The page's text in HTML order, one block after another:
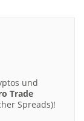
und
Trade
Spreads)!